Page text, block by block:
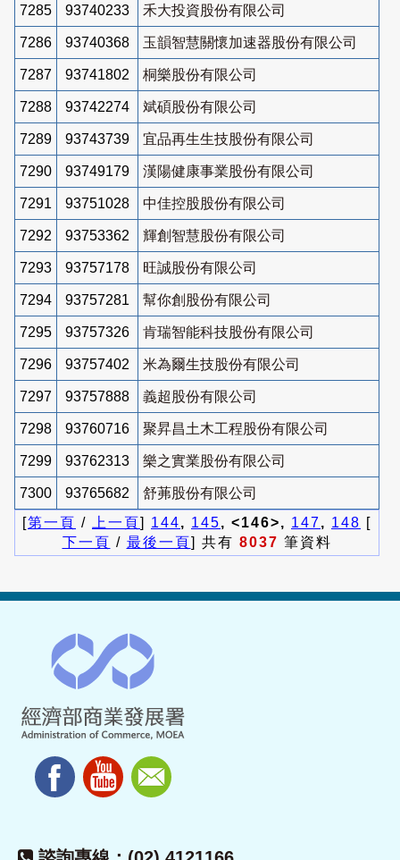
7285 93740233 禾大投資股份有限公司
7286 93740368 玉韻智慧關懷加速器股份有限公司
7287 93741802 桐樂股份有限公司
7288 93742274 斌碩股份有限公司
7289 93743739 宜品再生生技股份有限公司
7290 93749179 漢陽健康事業股份有限公司
7291 93751028 中佳控股股份有限公司
7292 93753362 輝創智慧股份有限公司
7293 93757178 旺誠股份有限公司
7294 93757281 幫你創股份有限公司
7295 93757326 肯瑞智能科技股份有限公司
7296 93757402 米為爾生技股份有限公司
7297 93757888 義超股份有限公司
7298 93760716 聚昇昌土木工程股份有限公司
7299 93762313 樂之實業股份有限公司
7300 93765682
舒茀股份有限公司
[第一頁 / 上一頁] 144, 145, <146>, 147, 148 [
下一頁 / 最後一頁] 共有 8037 筆資料